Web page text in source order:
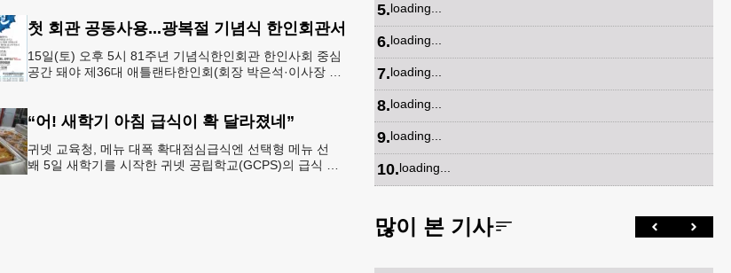
첫 회관 공동사용...광복절 기념식 한인회관서
15일(토) 오후 5시 81주년 기념식한인회관 한인사회 중심
공간 돼야 제36대 애틀랜타한인회(회장 박은석·이사장 강
“어! 새학기 아침 급식이 확 달라졌네”
귀넷 교육청, 메뉴 대폭 확대점심급식엔 선택형 메뉴 선
봬 5일 새학기를 시작한 귀넷 공립학교(GCPS)의 급식 메
5.loading...
6.loading...
7.loading...
8.loading...
9.loading...
10.loading...
많이 본 기사